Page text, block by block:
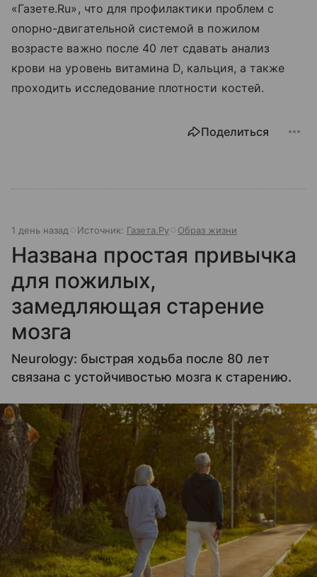
«Газете.Ru», что для профилактики проблем с
опорно-двигательной системой в пожилом
возрасте важно после 40 лет сдавать анализ
крови на уровень витамина D, кальция, а также
проходить исследование плотности костей.
Поделиться
1 день назад Источник: Газета.Ру Образ жизни
Названа простая привычка
для пожилых,
замедляющая старение
мозга
Neurology: быстрая ходьба после 80 лет
связана с устойчивостью мозга к старению.